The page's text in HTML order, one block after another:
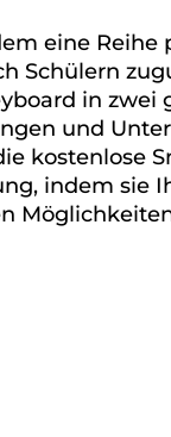
eine
Schülern
in
und
kostenlose
indem sie